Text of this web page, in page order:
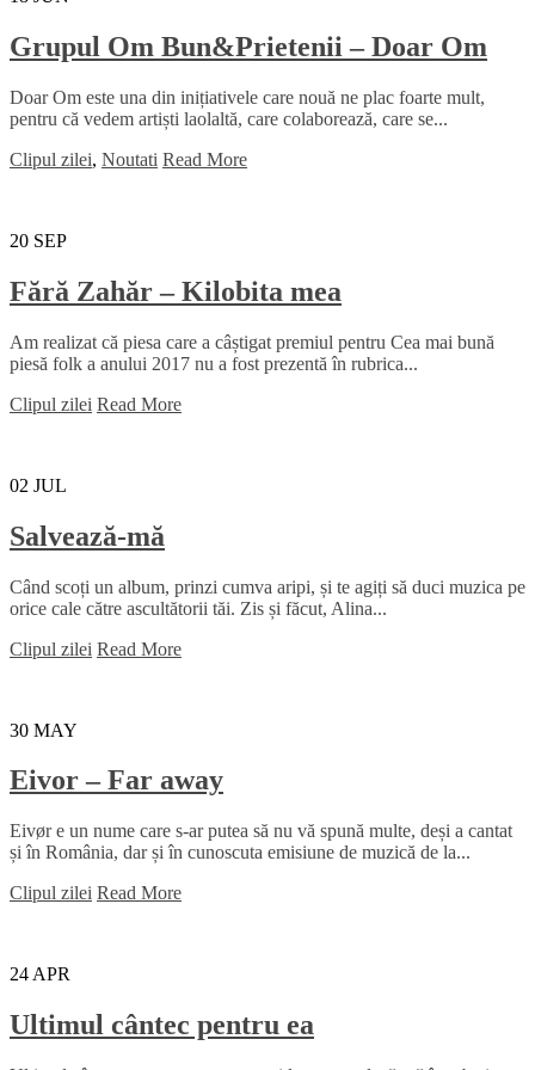
Grupul Om Bun&Prietenii – Doar Om
Doar Om este una din inițiativele care nouă ne plac foarte mult,
pentru că vedem artiști laolaltă, care colaborează, care se...
Clipul zilei, Noutati Read More
20 SEP
Fără Zahăr – Kilobita mea
Am realizat că piesa care a câștigat premiul pentru Cea mai bună
piesă folk a anului 2017 nu a fost prezentă în rubrica...
Clipul zilei Read More
02 JUL
Salvează-mă
Când scoți un album, prinzi cumva aripi, și te agiți să duci muzica pe
orice cale către ascultătorii tăi. Zis și făcut, Alina...
Clipul zilei Read More
30 MAY
Eivor – Far away
Eivør e un nume care s-ar putea să nu vă spună multe, deși a cantat
și în România, dar și în cunoscuta emisiune de muzică de la...
Clipul zilei Read More
24 APR
Ultimul cântec pentru ea